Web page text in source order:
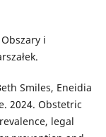
i
Smiles, Eneidia
2024. Obstetric
legal